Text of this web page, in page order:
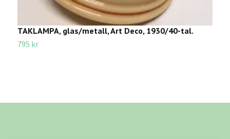
TAKLAMPA, glas/metall, Art Deco, 1930/40-tal.
795 kr